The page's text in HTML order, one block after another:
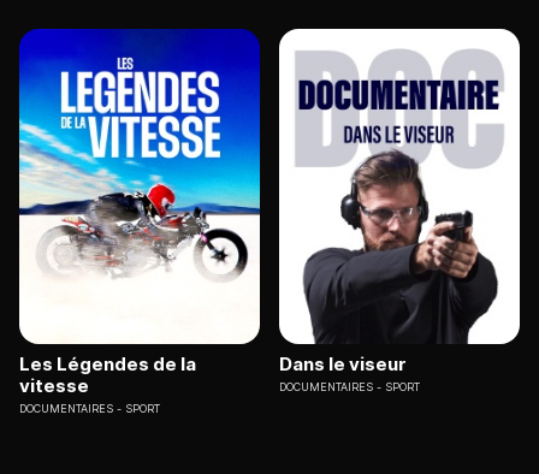
Les Légendes de la
vitesse
DOCUMENTAIRES SPORT
Dans le viseur
DOCUMENTAIRES SPORT